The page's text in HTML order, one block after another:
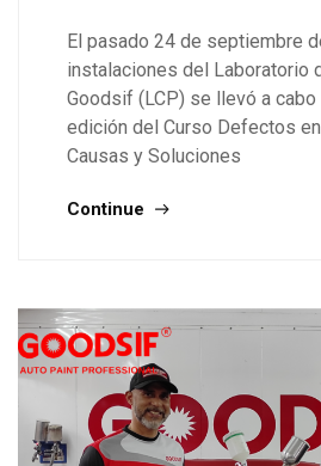
El pasado 24 de septiembre
instalaciones del Laboratorio
Goodsif (LCP) se llevó a cabo
edición del Curso Defectos
Causas y Soluciones
Continue